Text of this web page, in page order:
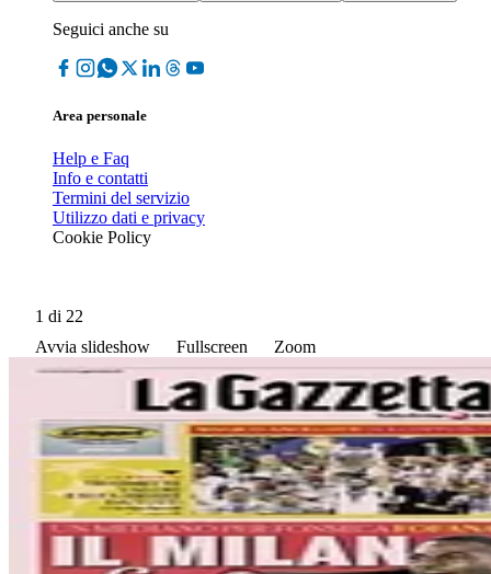
Seguici anche su
Area personale
Help e Faq
Info e contatti
Termini del servizio
Utilizzo dati e privacy
Cookie Policy
1 di 22
Avvia slideshow
Fullscreen Zoom